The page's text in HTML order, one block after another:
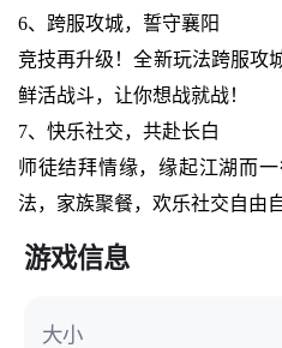
6、跨服攻城，誓守襄阳
竞技再升级！全新玩法跨服攻
鲜活战斗，让你想战就战！
7、快乐社交，共赴长白
师徒结拜情缘，缘起江湖而
法，家族聚餐，欢乐社交自由自
游戏信息
大小